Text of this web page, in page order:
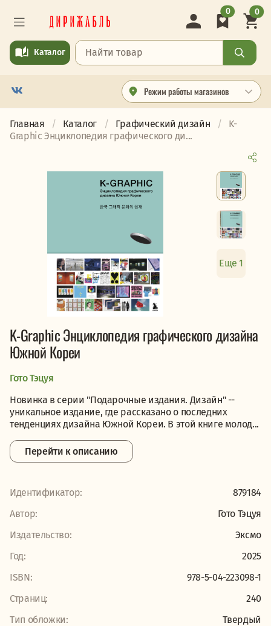
Режим работы магазинов
Каталог
0 0
Главная Каталог Графический дизайн
K-
Graphic Энциклопедия графического ди...
Еще 1
K-Graphic Энциклопедия графического дизайна
Южной Кореи
Гото Тэцуя
Новинка в серии "Подарочные издания. Дизайн" --
уникальное издание, где рассказано о последних
тенденциях дизайна Южной Кореи. В этой книге молод...
Перейти к описанию
Идентификатор:
879184
Автор:
Гото Тэцуя
Издательство:
Эксмо
Год:
2025
ISBN:
978-5-04-223098-1
Страниц:
240
Тип обложки:
Твердый